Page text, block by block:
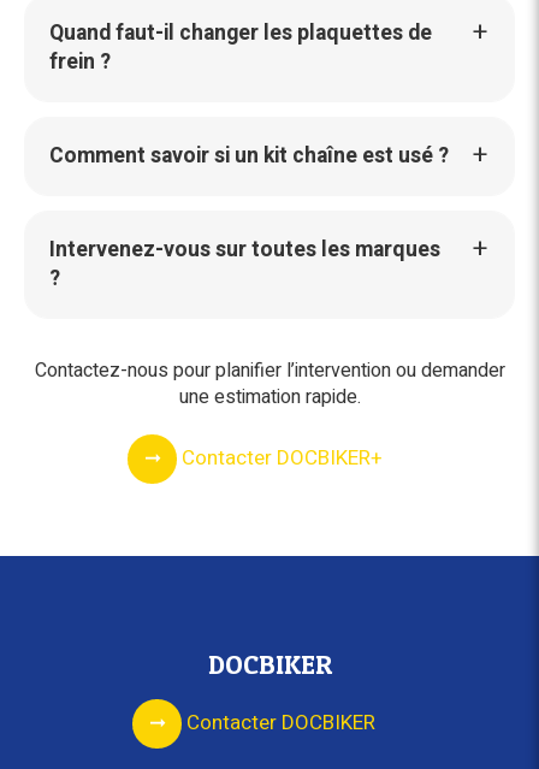
Quand faut-il changer les plaquettes de
frein ?
Comment savoir si un kit chaîne est usé ?
Intervenez-vous sur toutes les marques
?
Contactez-nous pour planifier l’intervention ou demander
une estimation rapide.
Contacter DOCBIKER+
DOCBIKER
Contacter DOCBIKER